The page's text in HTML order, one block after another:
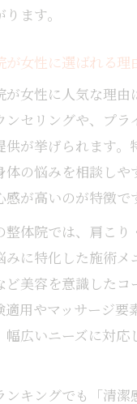
ます。
が女性に選ばれる理
が女性に人気な理由
ンセリングや、プラ
供が挙げられます。
体の悩みを相談しや
が高いのが特徴で
整体院では、肩こり
みに特化した施術メ
ど美容を意識したコ
適用やマッサージ要
幅広いニーズに対応
ンキングでも「清潔